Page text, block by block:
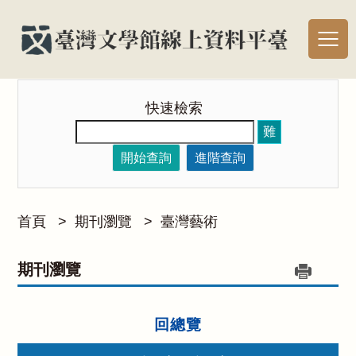
快速檢索
難
開始查詢
進階查詢
首頁 > 期刊瀏覽 > 臺灣藝術
期刊瀏覽
回總覽